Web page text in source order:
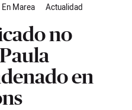
En Marea Actualidad
no
en